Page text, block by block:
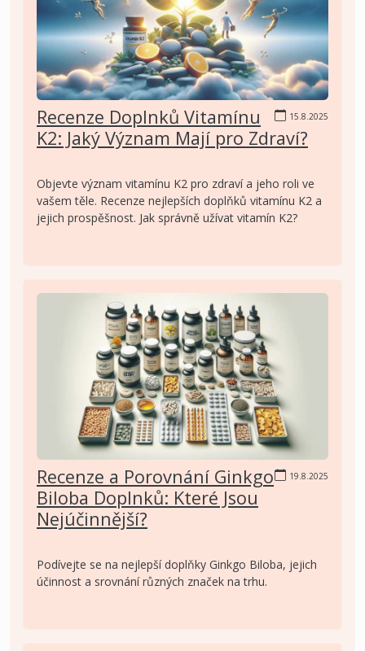
15.8.2025
Recenze Doplnků Vitamínu
K2: Jaký Význam Mají pro Zdraví?
Objevte význam vitamínu K2 pro zdraví a jeho roli ve
vašem těle. Recenze nejlepších doplňků vitamínu K2 a
jejich prospěšnost. Jak správně užívat vitamín K2?
19.8.2025
Recenze a Porovnání Ginkgo
Biloba Doplnků: Které Jsou
Nejúčinnější?
Podívejte se na nejlepší doplňky Ginkgo Biloba, jejich
účinnost a srovnání různých značek na trhu.